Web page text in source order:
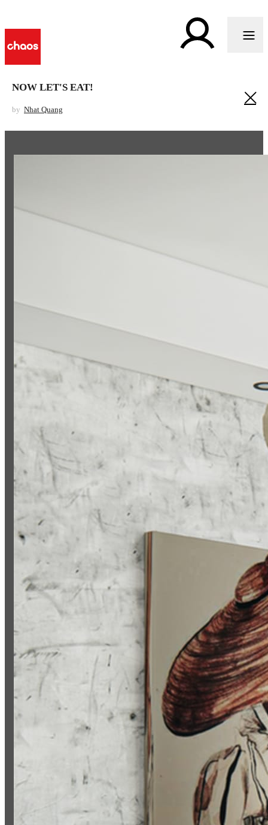
NOW LET'S EAT!
by Nhat Quang